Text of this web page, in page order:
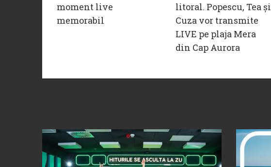
moment live
memorabil
litoral. Popescu, Tea și
Cuza vor transmite
LIVE pe plaja Mera
din Cap Aurora